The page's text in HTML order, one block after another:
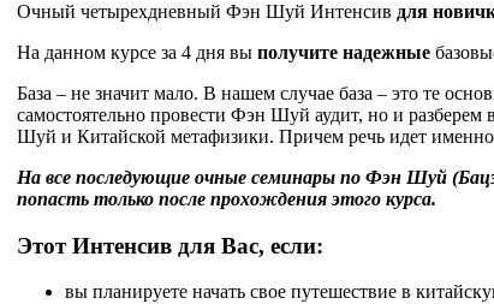
Очный четырехдневный Фэн Шуй Интенсив для
На данном курсе за 4 дня вы получите надежные
База – не значит мало. В нашем случае база – это те
самостоятельно провести Фэн Шуй аудит, но и разберем
Шуй и Китайской метафизики. Причем речь идет
На все последующие очные семинары по Фэн Шуй
попасть только после прохождения этого курса.
Этот Интенсив для Вас, если:
вы планируете начать свое путешествие в